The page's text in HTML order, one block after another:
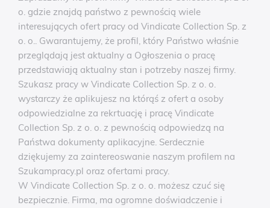
o. gdzie znajdą państwo z pewnością wiele
interesujących ofert pracy od Vindicate Collection Sp. z
o. o.. Gwarantujemy, że profil, który Państwo właśnie
przeglądają jest aktualny a Ogłoszenia o pracę
przedstawiają aktualny stan i potrzeby naszej firmy.
Szukasz pracy w Vindicate Collection Sp. z o. o.
wystarczy że aplikujesz na którąś z ofert a osoby
odpowiedzialne za rekrtuację i pracę Vindicate
Collection Sp. z o. o. z pewnością odpowiedzą na
Państwa dokumenty aplikacyjne. Serdecznie
dziękujemy za zaintereoswanie naszym profilem na
Szukampracy.pl oraz ofertami pracy.
W Vindicate Collection Sp. z o. o. możesz czuć się
bezpiecznie. Firma, ma ogromne doświadczenie i